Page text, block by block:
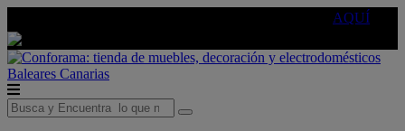
AQUÍ
Baleares Canarias